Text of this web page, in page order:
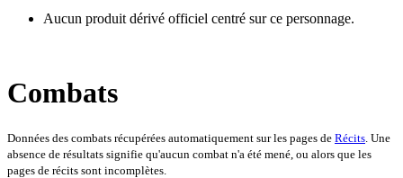
Aucun produit dérivé officiel centré sur ce personnage.
Combats
Données des combats récupérées automatiquement sur les pages de Récits . Une
absence de résultats signifie qu'aucun combat n'a été mené, ou alors que les
pages de récits sont incomplètes.